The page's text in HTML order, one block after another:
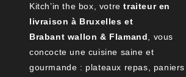
Kitch’in the box, votretraiteur en
livraison à Bruxelles et
Brabant wallon & Flamand , vous
concocte une cuisine saine et
gourmande : plateaux repas, paniers